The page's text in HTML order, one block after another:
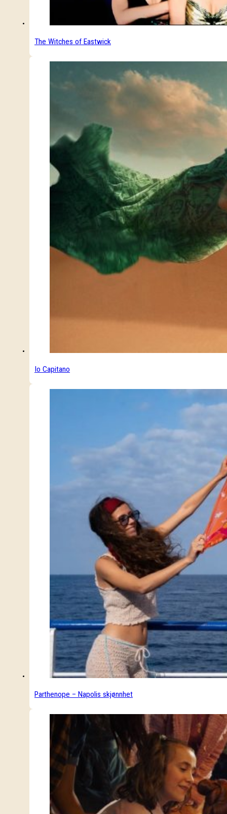
The Witches of Eastwick
Io Capitano
Parthenope – Napolis skjønnhet